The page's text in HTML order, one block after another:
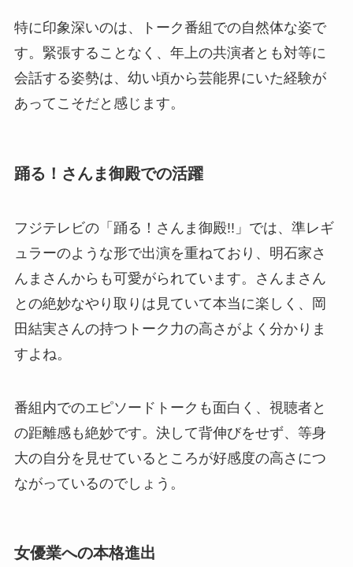
特に印象深いのは、トーク番組での自然体な姿で
す。緊張することなく、年上の共演者とも対等に
会話する姿勢は、幼い頃から芸能界にいた経験が
あってこそだと感じます。
踊る！さんま御殿での活躍
フジテレビの「踊る！さんま御殿!!」では、準レギ
ュラーのような形で出演を重ねており、明石家さ
んまさんからも可愛がられています。さんまさん
との絶妙なやり取りは見ていて本当に楽しく、岡
田結実さんの持つトーク力の高さがよく分かりま
すよね。
番組内でのエピソードトークも面白く、視聴者と
の距離感も絶妙です。決して背伸びをせず、等身
大の自分を見せているところが好感度の高さにつ
ながっているのでしょう。
女優業への本格進出